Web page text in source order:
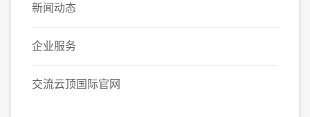
新闻动态
企业服务
交流云顶国际官网